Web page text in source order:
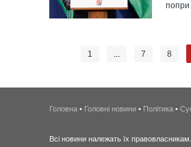
попри
1 ... 7 8
Головна • Головні новини • Політика •
Всі новини належать їх правовласникам.